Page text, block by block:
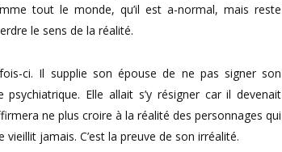
tout le monde, qu’il est a-normal, mais reste
le sens de la réalité.
ci. Il supplie son épouse de ne pas signer son
Elle allait s’y résigner car il devenait
ne plus croire à la réalité des personnages qui
jamais. C’est la preuve de son irréalité.